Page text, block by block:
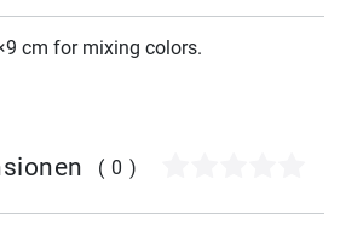
cm for mixing colors.
(0)